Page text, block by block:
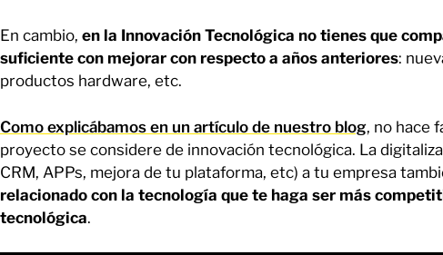
En cambio, en la Innovación Tecnológica no tienes que
suficiente con mejorar con respecto a años anteriores:
productos hardware, etc.
Como explicábamos en un artículo de nuestro blog, no hace
proyecto se considere de innovación tecnológica. La
CRM, APPs, mejora de tu plataforma, etc) a tu empresa
relacionado con la tecnología que te haga ser más
tecnológica.